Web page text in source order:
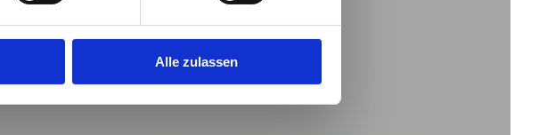
Alle zulassen